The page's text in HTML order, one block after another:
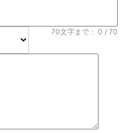
70文字まで：0 / 70